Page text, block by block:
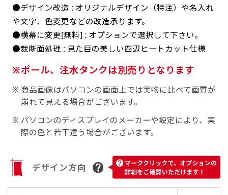
●デザイン改造 : オリジナルデザイン（特注）や名入れ
や文字、色変更などの改造承ります。
●横幕に変更[無料] : オプションで選択して下さい。
●裁断面処理 : 見た目の美しい四辺ヒートカット仕様
ポール、注水タンクは別売りとなります
商品画像はパソコンの画面上では実物に比べて画質が
崩れて見える場合がございます。
パソコンのディスプレイのメーカーや設定により、実
際の色と若干違う場合がございます。
デザイン方向
店内用です。お客さんの歩行や陳列した商品の邪
魔になりにくいのがポイントです。ハーフ用のポ
ールが必要です。
ミニ(10x30)
台座タイプ・吸盤タイプ・クリップタイプがござ
います。レジカウンターや商品棚にぴったりで
す。かわいいい＆おしゃれなのぼりです。台はセ
店内用です。お客さんの歩行や陳列した商品の邪
魔になりにくいのがポイントです。ハーフ用のポ
ールが必要です。
ミニ(30x10)
台座タイプ・吸盤タイプ・クリップタイプがござ
います。レジカウンターや商品棚にぴったりで
す。かわいいい＆おしゃれなのぼりです。台はセ